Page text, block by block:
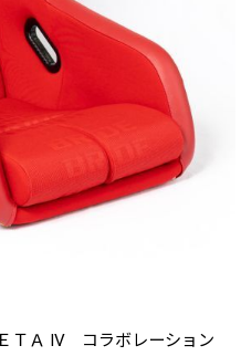
ＴＡ IV コラボレーション